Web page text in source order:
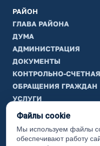
РАЙОН
ГЛАВА РАЙОНА
ДУМА
АДМИНИСТРАЦИЯ
ДОКУМЕНТЫ
КОНТРОЛЬНО-
ОБРАЩЕНИЯ ГРАЖДАН
УСЛУГИ
ТИК
ИНФОРМАЦИЯ
Файлы cookie
Мы используем файлы
обеспечивают работу